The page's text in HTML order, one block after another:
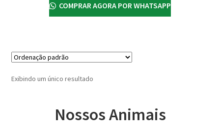
COMPRAR AGORA POR WHATSAPP
Exibindo um único resultado
Nossos Animais